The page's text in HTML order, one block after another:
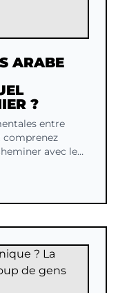
ARABE
?
entre
comprenez
avec le